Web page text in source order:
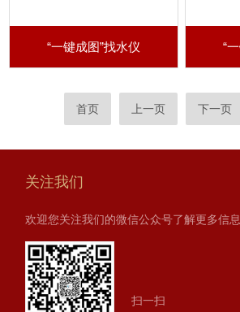
“一键成图”找水仪 “
首页 上一页 下一页
关注我们
欢迎您关注我们的微信公众号了解更多信息
扫一扫